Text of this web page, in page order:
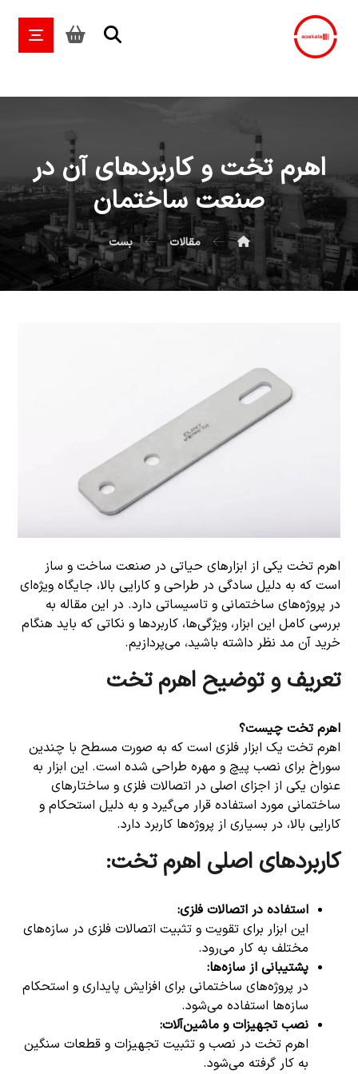
اهرم تخت و کاربردهای آن در
صنعت ساختمان
مقالات بست
اهرم تخت یکی از ابزارهای حیاتی در صنعت ساخت و ساز
است که به دلیل سادگی در طراحی و کارایی بالا، جایگاه ویژه‌ای
در پروژه‌های ساختمانی و تاسیساتی دارد. در این مقاله به
بررسی کامل این ابزار، ویژگی‌ها، کاربردها و نکاتی که باید هنگام
خرید آن مد نظر داشته باشید، می‌پردازیم.
تعریف و توضیح اهرم تخت
اهرم تخت چیست؟
اهرم تخت یک ابزار فلزی است که به صورت مسطح با چندین
سوراخ برای نصب پیچ و مهره طراحی شده است. این ابزار به
عنوان یکی از اجزای اصلی در اتصالات فلزی و ساختارهای
ساختمانی مورد استفاده قرار می‌گیرد و به دلیل استحکام و
کارایی بالا، در بسیاری از پروژه‌ها کاربرد دارد.
کاربردهای اصلی اهرم تخت:
استفاده در اتصالات فلزی:
این ابزار برای تقویت و تثبیت اتصالات فلزی در سازه‌های
مختلف به کار می‌رود.
پشتیبانی از سازه‌ها:
در پروژه‌های ساختمانی برای افزایش پایداری و استحکام
سازه‌ها استفاده می‌شود.
نصب تجهیزات و ماشین‌آلات:
اهرم تخت در نصب و تثبیت تجهیزات و قطعات سنگین
به کار گرفته می‌شود.